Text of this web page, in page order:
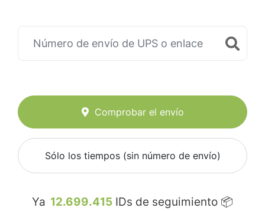
Comprobar el envío
Sólo los tiempos (sin número de envío)
Ya 12.699.415 IDs de seguimiento 📦